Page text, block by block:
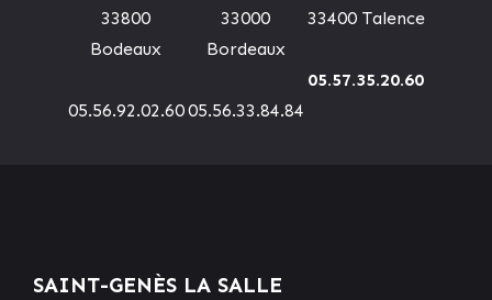
33800
Bodeaux
05.56.92.02.60
33000
Bordeaux
05.56.33.84.84
33400 Talence
05.57.35.20.60
SAINT-GENÈS LA SALLE